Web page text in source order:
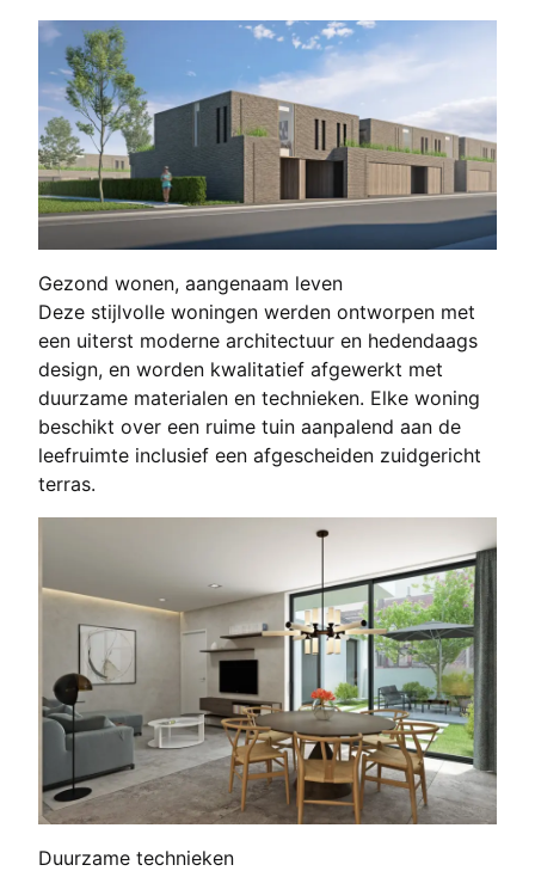
Gezond wonen, aangenaam leven
Deze stijlvolle woningen werden ontworpen met
een uiterst moderne architectuur en hedendaags
design, en worden kwalitatief afgewerkt met
duurzame materialen en technieken. Elke woning
beschikt over een ruime tuin aanpalend aan de
leefruimte inclusief een afgescheiden zuidgericht
terras.
Duurzame technieken